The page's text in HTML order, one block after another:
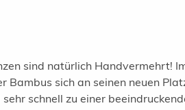
sind natürlich Handvermehrt!
Bambus sich an seinen neuen
schnell zu einer